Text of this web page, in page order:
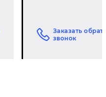
Заказать
звонок